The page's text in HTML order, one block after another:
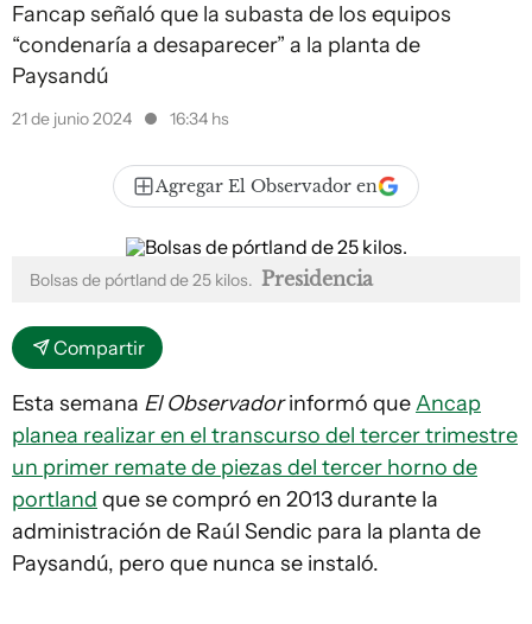
Fancap señaló que la subasta de los equipos
“condenaría a desaparecer” a la planta de
Paysandú
21 de junio 2024 16:34 hs
Agregar El Observador en
Bolsas de pórtland de 25 kilos. Presidencia
Compartir
Esta semana El Observadorinformó queAncap
planea realizar en el transcurso del tercer trimestre
un primer remate de piezas del tercer horno de
portland que se compró en 2013 durante la
administración de Raúl Sendic para la planta de
Paysandú, pero que nunca se instaló.